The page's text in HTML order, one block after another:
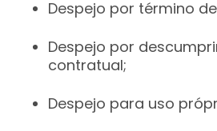
Despejo por término
Despejo por
contratual;
Despejo para uso